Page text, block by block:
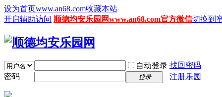
设为首页www.an68.com收藏本站
开启辅助访问 顺德均安乐园网www.an68.com官方微信切换到
自动登录 找回密码
密码
登录 注册乐园